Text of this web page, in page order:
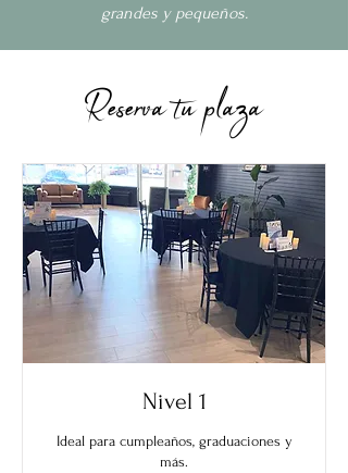
grandes y pequeños.
Reserva tu plaza
Nivel 1
Ideal para cumpleaños, graduaciones y
más.